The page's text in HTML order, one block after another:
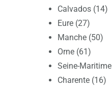
Calvados (14)
Eure (27)
Manche (50)
Orne (61)
Seine-
Charente (16)